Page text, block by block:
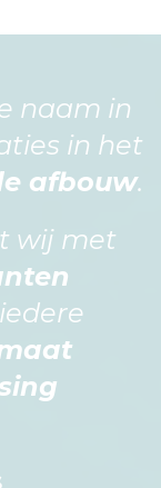
naam in
in het
afbouw.
wij met